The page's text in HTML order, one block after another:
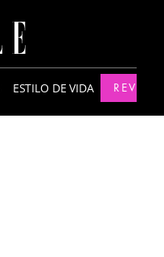
ESTILO DE VIDA